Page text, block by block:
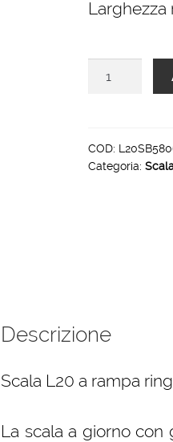
sbalzo
ringhiera
COD:
Categoria:
Descrizione
Scala L20 a rampa
La scala a giorno